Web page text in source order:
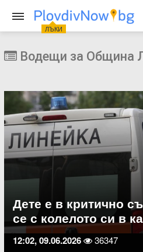
ЛЪКИ
Водещи за Община
Дете е в критично
се с колелото си в
12:02, 09.06.2026 36347